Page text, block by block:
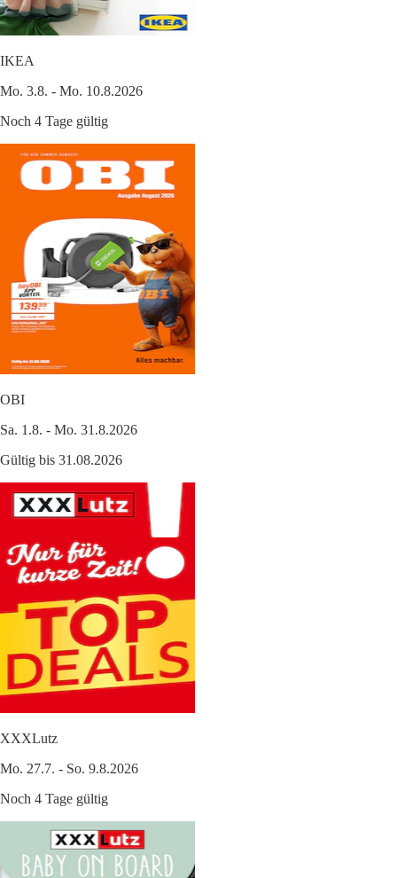
IKEA
Mo. 3.8. - Mo. 10.8.2026
Noch 4 Tage gültig
OBI
Sa. 1.8. - Mo. 31.8.2026
Gültig bis 31.08.2026
XXXLutz
Mo. 27.7. - So. 9.8.2026
Noch 4 Tage gültig